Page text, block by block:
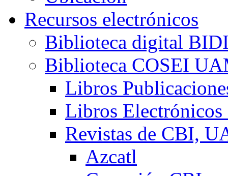
Recursos electrónicos
Biblioteca digital
Biblioteca COSEI
Libros
Libros Electrónicos
Revistas de CBI,
Azcatl